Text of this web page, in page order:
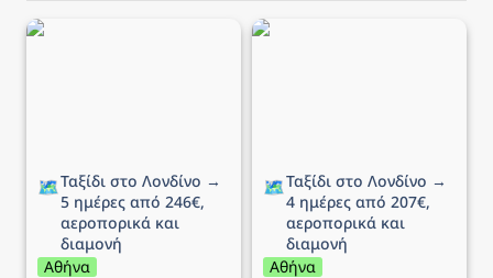
Ταξίδι στο Λονδίνο → 5
🗺️Ταξίδι στο Λονδίνο →
5 ημέρες από 246€,
αεροπορικά και
διαμονή
Αθήνα
Ταξίδι στο Λονδίνο → 4
🗺️Ταξίδι στο Λονδίνο →
4 ημέρες από 207€,
αεροπορικά και
διαμονή
Αθήνα